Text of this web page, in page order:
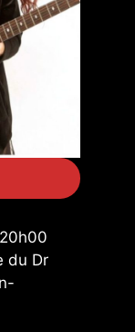
du Dr